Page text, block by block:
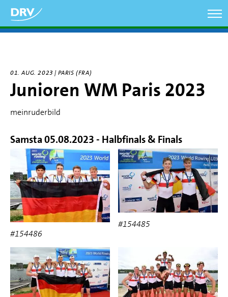
zum
Inhalt
01. AUG. 2023 | PARIS (FRA)
Junioren WM Paris 2023
meinruderbild
Samsta 05.08.2023 - Halbfinals & Finals
#154486
#154485